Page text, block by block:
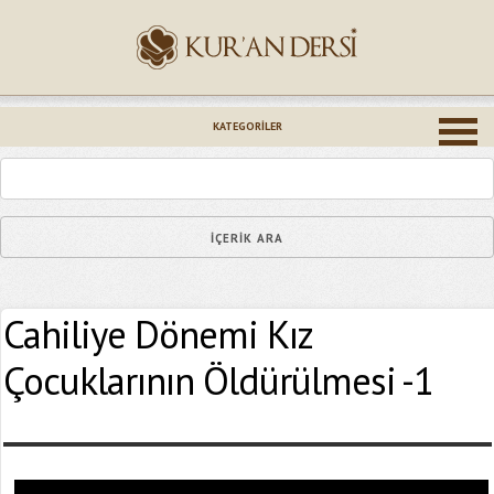
KATEGORILER
Cahiliye Dönemi Kız
Çocuklarının Öldürülmesi -1
Epostanız (*)
Yaşadığınız Hatanın Ayrıntıları